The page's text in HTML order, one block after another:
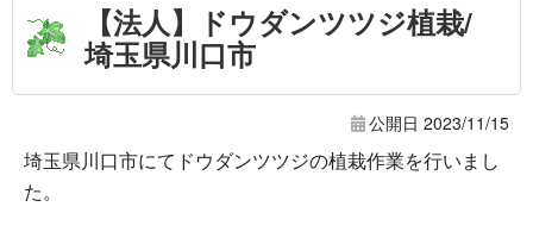
【法人】ドウダンツツジ植栽/
埼玉県川口市
公開日 2023/11/15
埼玉県川口市にてドウダンツツジの植栽作業を行いまし
た。